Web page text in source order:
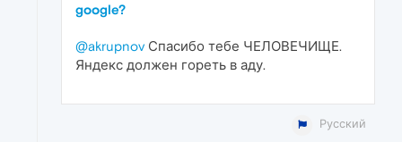
google?
@akrupnov Спасибо тебе ЧЕЛОВЕЧИЩЕ.
Яндекс должен гореть в аду.
Русский